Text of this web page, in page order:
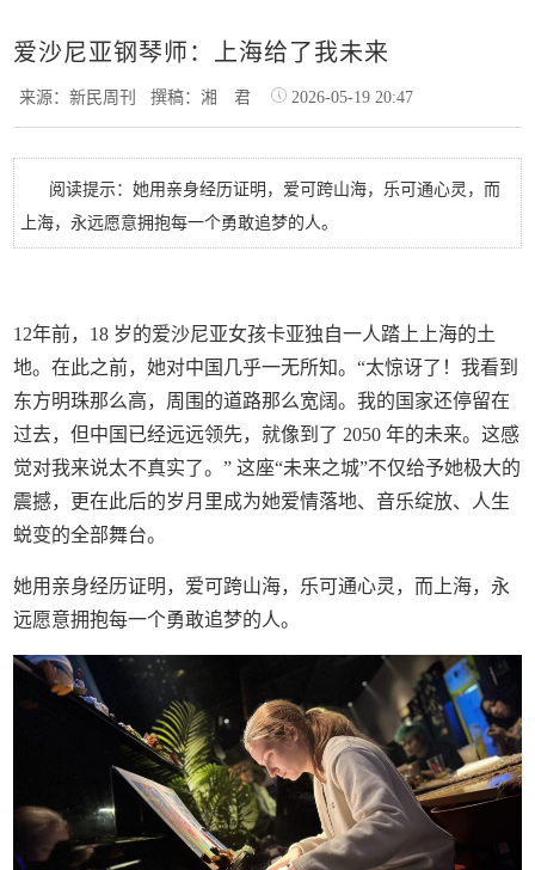
爱沙尼亚钢琴师：上海给了我未来
来源：新民周刊撰稿：湘 君 2026-05-19 20:47
阅读提示：她用亲身经历证明，爱可跨山海，乐可通心灵，而
上海，永远愿意拥抱每一个勇敢追梦的人。
12年前，18 岁的爱沙尼亚女孩卡亚独自一人踏上上海的土
地。在此之前，她对中国几乎一无所知。“太惊讶了！我看到
东方明珠那么高，周围的道路那么宽阔。我的国家还停留在
过去，但中国已经远远领先，就像到了 2050 年的未来。这感
觉对我来说太不真实了。” 这座“未来之城”不仅给予她极大的
震撼，更在此后的岁月里成为她爱情落地、音乐绽放、人生
蜕变的全部舞台。
她用亲身经历证明，爱可跨山海，乐可通心灵，而上海，永
远愿意拥抱每一个勇敢追梦的人。